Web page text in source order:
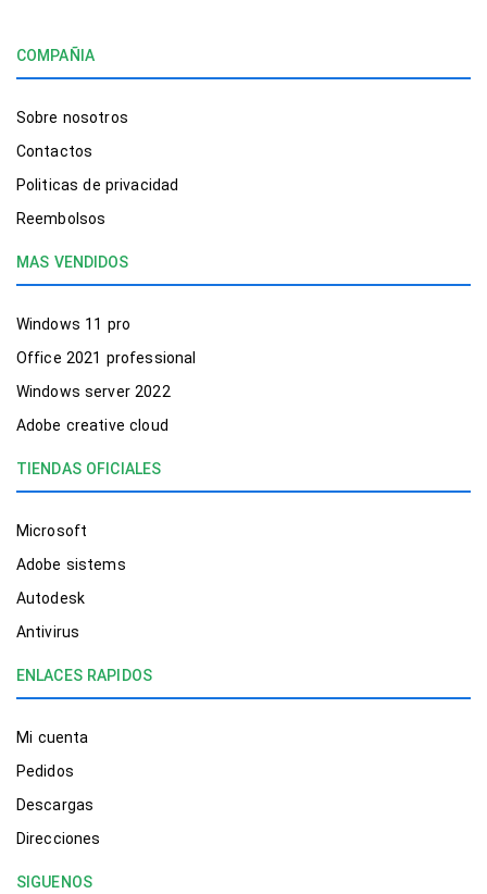
COMPAÑIA
Sobre nosotros
Contactos
Politicas de privacidad
Reembolsos
MAS VENDIDOS
Windows 11 pro
Office 2021 professional
Windows server 2022
Adobe creative cloud
TIENDAS OFICIALES
Microsoft
Adobe sistems
Autodesk
Antivirus
ENLACES RAPIDOS
Mi cuenta
Pedidos
Descargas
Direcciones
SIGUENOS